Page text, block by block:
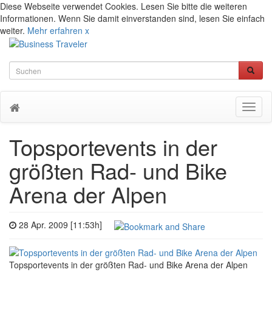
Diese Webseite verwendet Cookies. Lesen Sie bitte die weiteren
Informationen. Wenn Sie damit einverstanden sind, lesen Sie einfach
weiter. Mehr erfahren x
Topsportevents in der
größten Rad- und Bike
Arena der Alpen
28 Apr. 2009 [11:53h]
Topsportevents in der größten Rad- und Bike Arena der Alpen